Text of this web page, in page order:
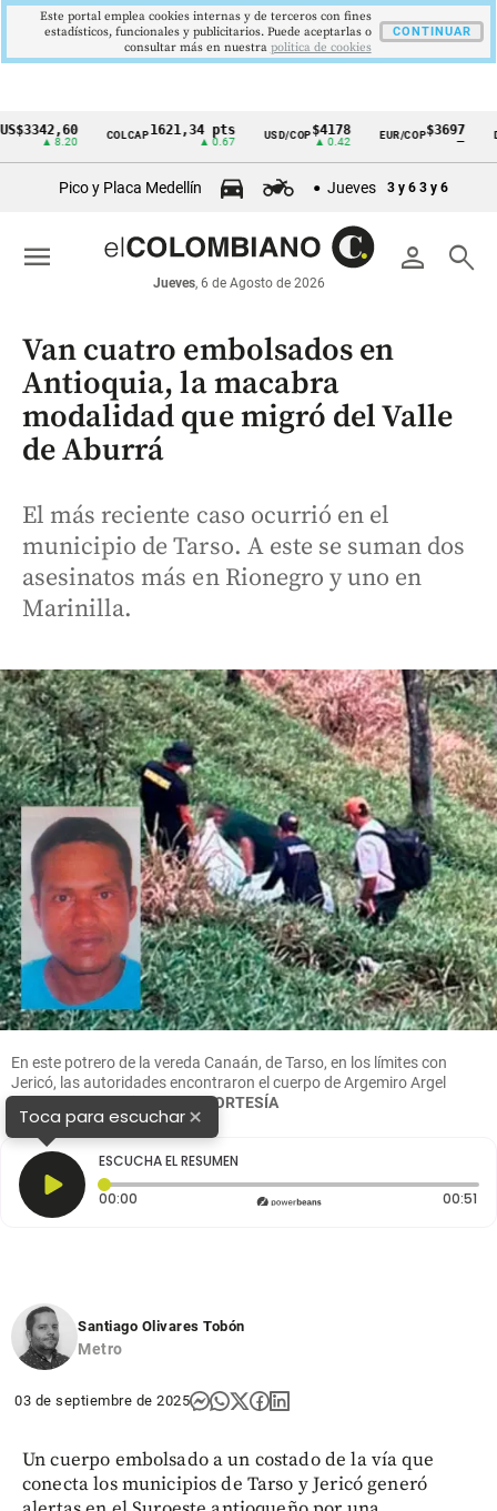
Cintillo
económicos
Colombia
COLCAP1621,34 pts USD/COP$4178
▲ 0.42
EUR/COP$3697
—
Pico y Placa Medellín Jueves 3 y 6 3 y 6
person search
Jueves, 6 de Agosto de 2026
menu
Van cuatro embolsados en
Antioquia, la macabra
modalidad que migró del Valle
de Aburrá
El más reciente caso ocurrió en el
municipio de Tarso. A este se suman dos
asesinatos más en Rionegro y uno en
Marinilla.
En este potrero de la vereda Canaán, de Tarso, en los límites con
Jericó, las autoridades encontraron el cuerpo de Argemiro Argel
Vásquez, de 41 años.FOTOCORTESÍA
Toca para escuchar×
ESCUCHA EL RESUMEN
00:00 Tiempo transcurrido: 0 segundos 00:51
Santiago Olivares Tobón
Metro
03 de septiembre de 2025
Un cuerpo embolsado a un costado de la vía que
conecta los municipios de Tarso y Jericó generó
Este portal emplea cookies internas y de terceros con fines
estadísticos, funcionales y publicitarios. Puede aceptarlas o
consultar más en nuestra politica de cookies
CONTINUAR